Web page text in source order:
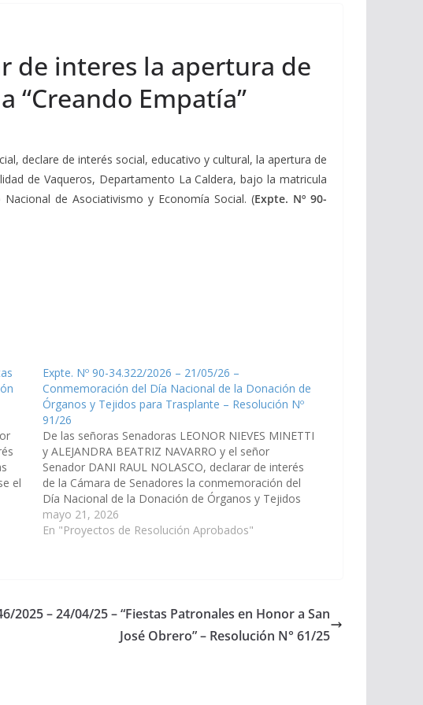
de interes la apertura de
“Creando Empatía”
declare de interés social, educativo y cultural, la apertura de
de Vaqueros, Departamento La Caldera, bajo la matricula
de Asociativismo y Economía Social. (Expte. Nº 90-
el
Expte. Nº 90-34.322/2026 – 21/05/26 –
Conmemoración del Día Nacional de la Donación de
Órganos y Tejidos para Trasplante – Resolución Nº
91/26
De las señoras Senadoras LEONOR NIEVES MINETTI
y ALEJANDRA BEATRIZ NAVARRO y el señor
Senador DANI RAUL NOLASCO, declarar de interés
de la Cámara de Senadores la conmemoración del
Día Nacional de la Donación de Órganos y Tejidos
para Trasplante, que se celebra el 30 de mayo de
cada año en nuestro…
mayo 21, 2026
En "Proyectos de Resolución Aprobados"
2025 – 24/04/25 – “Fiestas Patronales en Honor a San
José Obrero” – Resolución N° 61/25